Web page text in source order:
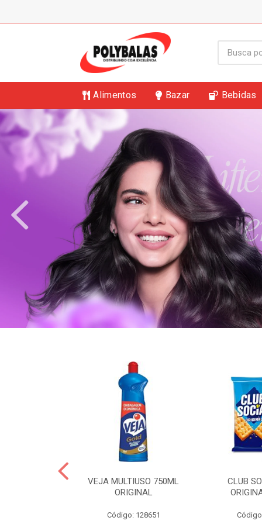
Alimentos Bazar Bebidas
VEJA MULTIUSO 750ML
ORIGINAL
Código: 128651
CLUB